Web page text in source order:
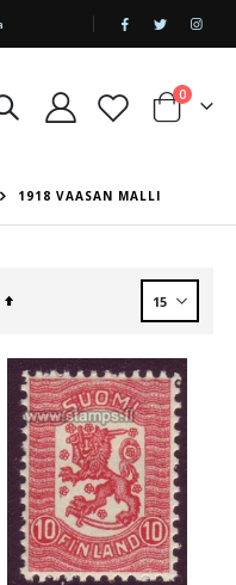
|
Cart
0tuotetta
1918 VAASAN MALLI
Aseta